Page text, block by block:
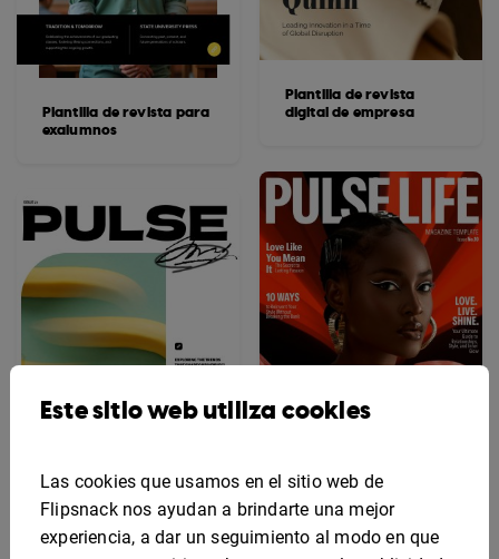
Plantilla de revista para
exalumnos
Plantilla De Revista De
Plantilla de revista
digital de empresa
Plantilla de revista
dinámica de estilo de
Este sitio web utiliza cookies
Las cookies que usamos en el sitio web de
Flipsnack nos ayudan a brindarte una mejor
experiencia, a dar un seguimiento al modo en que